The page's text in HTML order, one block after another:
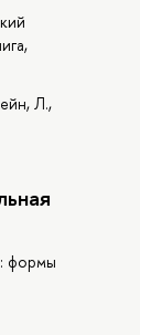
Л.,
формы